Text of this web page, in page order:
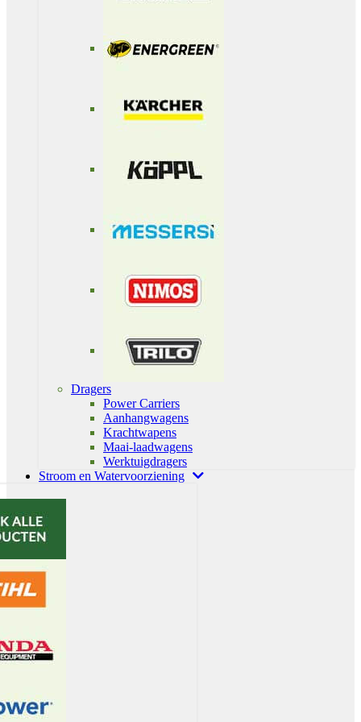
Dragers
Power Carriers
Aanhangwagens
Krachtwapens
Maai-laadwagens
Werktuigdragers
Stroom en Watervoorziening